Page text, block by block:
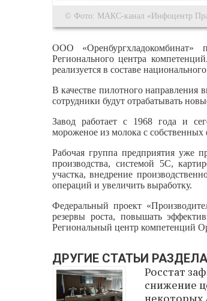
© Фото: МАКС-канал «Инфоцентр
ООО «Оренбургхладокомбинат»
Регионального центра
реализуется в составе
В качестве пилотного направления
сотрудники будут отрабатывать
Завод работает с 1968 года и
мороженое из молока с
Рабочая группа предприятия уже
производства, системой 5С,
участка, внедрение
операций и увеличить выработку.
Федеральный проект
резервы роста, повышать
Региональный центр компетенций
ДРУГИЕ СТАТЬИ РАЗДЕЛА
Росстат
снижение